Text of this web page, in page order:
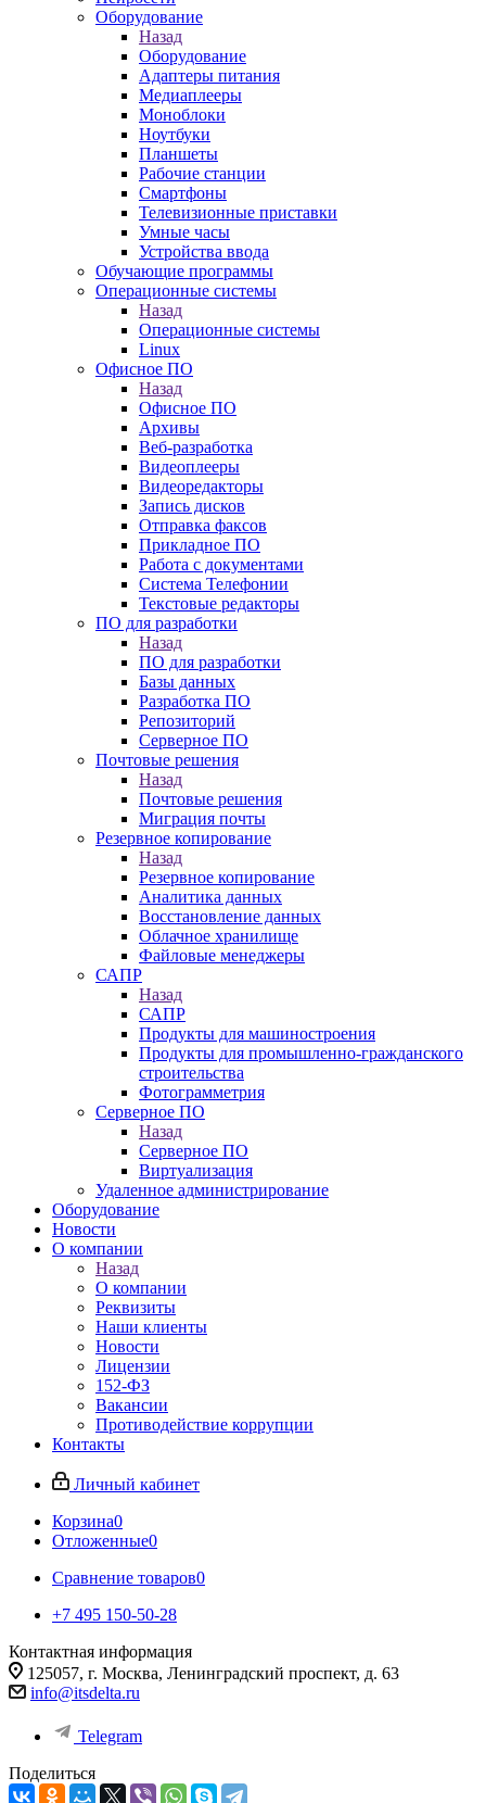
Оборудование
Назад
Оборудование
Адаптеры питания
Медиаплееры
Моноблоки
Ноутбуки
Планшеты
Рабочие станции
Смартфоны
Телевизионные приставки
Умные часы
Устройства ввода
Обучающие программы
Операционные системы
Назад
Операционные системы
Linux
Офисное ПО
Назад
Офисное ПО
Архивы
Веб-разработка
Видеоплееры
Видеоредакторы
Запись дисков
Отправка факсов
Прикладное ПО
Работа с документами
Система Телефонии
Текстовые редакторы
ПО для разработки
Назад
ПО для разработки
Базы данных
Разработка ПО
Репозиторий
Серверное ПО
Почтовые решения
Назад
Почтовые решения
Миграция почты
Резервное копирование
Назад
Резервное копирование
Аналитика данных
Восстановление данных
Облачное хранилище
Файловые менеджеры
САПР
Назад
САПР
Продукты для машиностроения
Продукты для промышленно-гражданского
строительства
Фотограмметрия
Серверное ПО
Назад
Серверное ПО
Виртуализация
Удаленное администрирование
Оборудование
Новости
О компании
Назад
О компании
Реквизиты
Наши клиенты
Новости
Лицензии
152-ФЗ
Вакансии
Противодействие коррупции
Контакты
Личный кабинет
Корзина0
Отложенные0
Сравнение товаров0
+7 495 150-50-28
Контактная информация
125057, г. Москва, Ленинградский проспект, д. 63
info@itsdelta.ru
Telegram
Поделиться